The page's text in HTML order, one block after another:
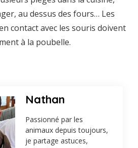
au dessus des fours… Les
contact avec les souris doivent
à la poubelle.
Nathan
Passionné par les
animaux depuis toujours,
je partage astuces,